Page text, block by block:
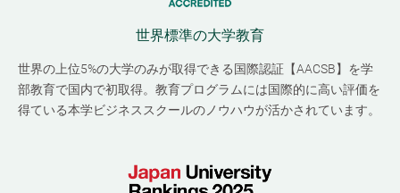
世界標準の大学教育
世界の上位5%の大学のみが取得できる国際認証【AACSB】を学
部教育で国内で初取得。教育プログラムには国際的に高い評価を
得ている本学ビジネススクールのノウハウが活かされています。